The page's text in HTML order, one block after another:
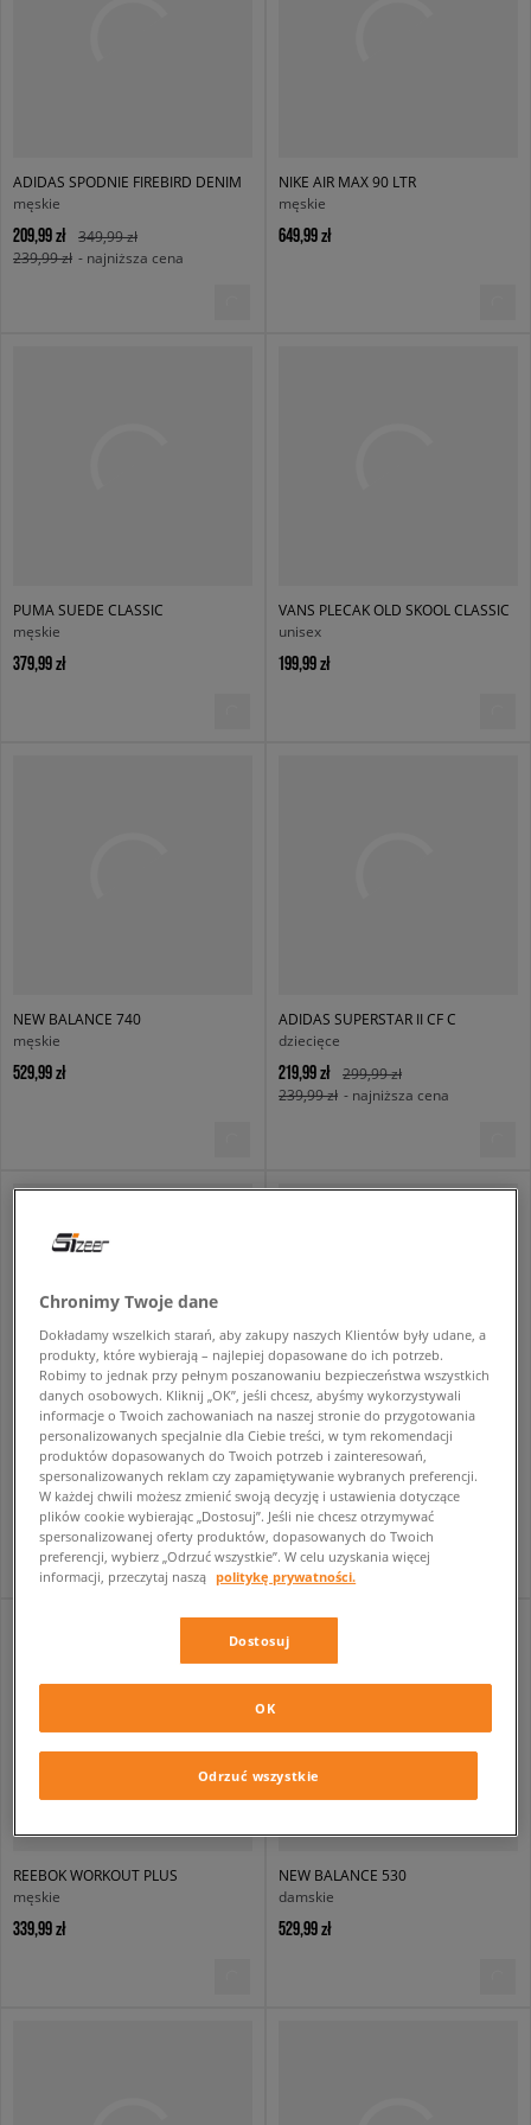
ADIDAS SPODNIE FIREBIRD DENIM
męskie
209,99 zł
349,99 zł
239,99 zł - najniższa cena
NIKE AIR MAX 90 LTR
męskie
649,99 zł
PUMA SUEDE CLASSIC
męskie
379,99 zł
VANS PLECAK OLD SKOOL CLASSIC
unisex
199,99 zł
NEW BALANCE 740
męskie
529,99 zł
ADIDAS SUPERSTAR II CF C
dziecięce
219,99 zł
299,99 zł
239,99 zł - najniższa cena
REEBOK CLUB C 85
męskie
359,99 zł
NIKE DUNK LOW GTX
męskie
449,99 zł
599,99 zł
479,99 zł - najniższa cena
REEBOK WORKOUT PLUS
męskie
339,99 zł
NEW BALANCE 530
damskie
529,99 zł
Chronimy Twoje dane
Dokładamy wszelkich starań, aby zakupy naszych Klientów były udane, a
produkty, które wybierają – najlepiej dopasowane do ich potrzeb.
Robimy to jednak przy pełnym poszanowaniu bezpieczeństwa wszystkich
danych osobowych. Kliknij „OK”, jeśli chcesz, abyśmy wykorzystywali
informacje o Twoich zachowaniach na naszej stronie do przygotowania
personalizowanych specjalnie dla Ciebie treści, w tym rekomendacji
produktów dopasowanych do Twoich potrzeb i zainteresowań,
spersonalizowanych reklam czy zapamiętywanie wybranych preferencji.
W każdej chwili możesz zmienić swoją decyzję i ustawienia dotyczące
plików cookie wybierając „Dostosuj”. Jeśli nie chcesz otrzymywać
spersonalizowanej oferty produktów, dopasowanych do Twoich
preferencji, wybierz „Odrzuć wszystkie”. W celu uzyskania więcej
informacji, przeczytaj naszą politykę prywatności.
Dostosuj
Odrzuć wszystkie
OK